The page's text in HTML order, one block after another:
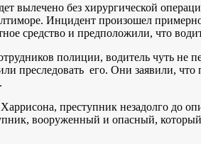
вылечено без хирургической
Инцидент произошел
средство и предположили, что
полиции, водитель чуть не
преследовать его. Они заявили,
преступник незадолго до
вооруженный и опасный,